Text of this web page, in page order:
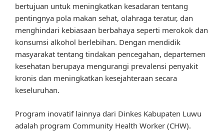
bertujuan untuk meningkatkan kesadaran tentang
pentingnya pola makan sehat, olahraga teratur, dan
menghindari kebiasaan berbahaya seperti merokok dan
konsumsi alkohol berlebihan. Dengan mendidik
masyarakat tentang tindakan pencegahan, departemen
kesehatan berupaya mengurangi prevalensi penyakit
kronis dan meningkatkan kesejahteraan secara
keseluruhan.
Program inovatif lainnya dari Dinkes Kabupaten Luwu
adalah program Community Health Worker (CHW).